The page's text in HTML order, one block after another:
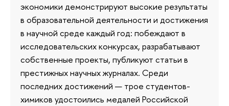
экономики демонстрируют высокие результаты
в образовательной деятельности и достижения
в научной среде каждый год: побеждают в
исследовательских конкурсах, разрабатывают
собственные проекты, публикуют статьи в
престижных научных журналах. Среди
последних достижений — трое студентов-
химиков удостоились медалей Российской